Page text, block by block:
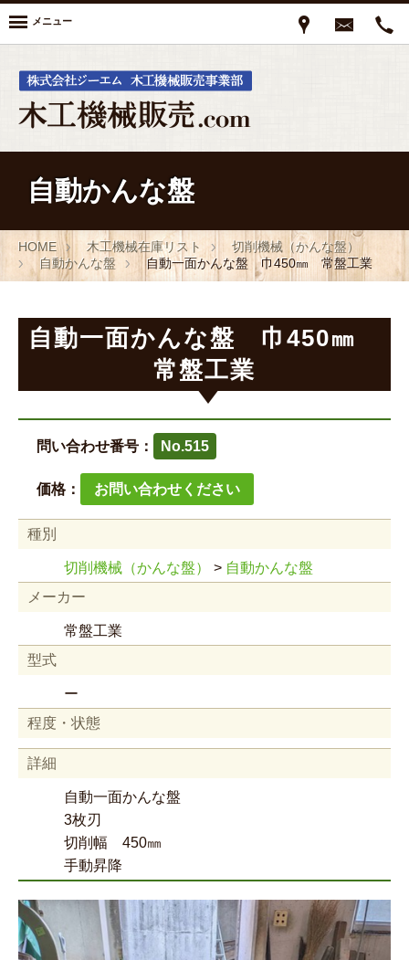
メニュー
自動かんな盤
HOME 木工機械在庫リスト
切削機械（かんな盤）
自動かんな盤
自動一面かんな盤 巾450㎜ 常盤工業
自動一面かんな盤 巾450㎜
常盤工業
問い合わせ番号： No.515
価格： お問い合わせください
種別
切削機械（かんな盤） > 自動かんな盤
メーカー
常盤工業
型式
ー
程度・状態
詳細
自動一面かんな盤
3枚刃
切削幅 450㎜
手動昇降